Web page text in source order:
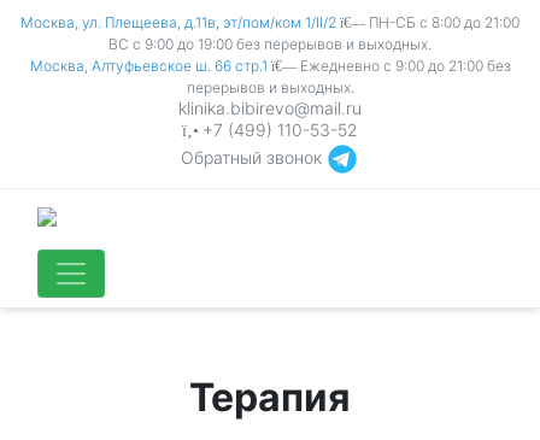
Москва, ул. Плещеева, д.11в, эт/пом/ком 1/II/2
ПН-СБ с 8:00 до 21:00
ВС с 9:00 до 19:00 без перерывов и выходных.
Москва, Алтуфьевское ш. 66 стр.1
Ежедневно с 9:00 до 21:00 без
перерывов и выходных.
klinika.bibirevo@mail.ru
+7 (499) 110-53-52
Обратный звонок
Терапия